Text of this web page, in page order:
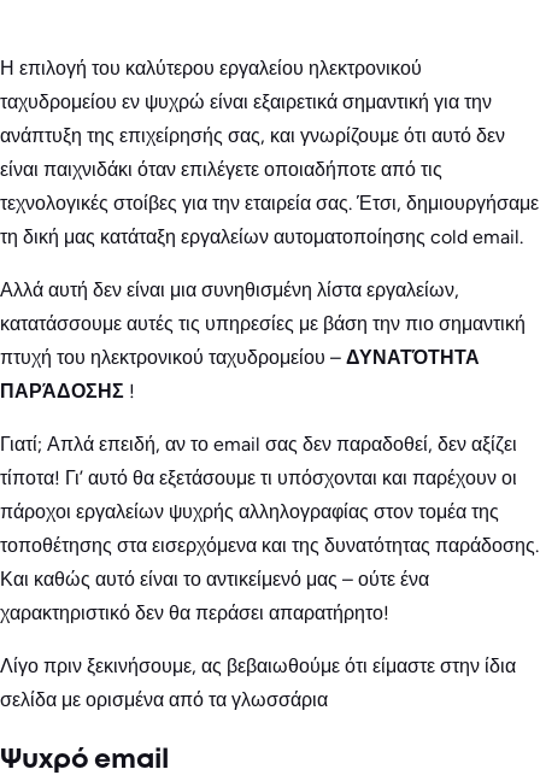
Η επιλογή του καλύτερου εργαλείου ηλεκτρονικού
ταχυδρομείου εν ψυχρώ είναι εξαιρετικά σημαντική για την
ανάπτυξη της επιχείρησής σας, και γνωρίζουμε ότι αυτό δεν
είναι παιχνιδάκι όταν επιλέγετε οποιαδήποτε από τις
τεχνολογικές στοίβες για την εταιρεία σας. Έτσι, δημιουργήσαμε
τη δική μας κατάταξη εργαλείων αυτοματοποίησης cold email.
Αλλά αυτή δεν είναι μια συνηθισμένη λίστα εργαλείων,
κατατάσσουμε αυτές τις υπηρεσίες με βάση την πιο σημαντική
πτυχή του ηλεκτρονικού ταχυδρομείου – ΔΥΝΑΤΌΤΗΤΑ
ΠΑΡΆΔΟΣΗΣ !
Γιατί; Απλά επειδή, αν το email σας δεν παραδοθεί, δεν αξίζει
τίποτα! Γι’ αυτό θα εξετάσουμε τι υπόσχονται και παρέχουν οι
πάροχοι εργαλείων ψυχρής αλληλογραφίας στον τομέα της
τοποθέτησης στα εισερχόμενα και της δυνατότητας παράδοσης.
Και καθώς αυτό είναι το αντικείμενό μας – ούτε ένα
χαρακτηριστικό δεν θα περάσει απαρατήρητο!
Λίγο πριν ξεκινήσουμε, ας βεβαιωθούμε ότι είμαστε στην ίδια
σελίδα με ορισμένα από τα γλωσσάρια
Ψυχρό email